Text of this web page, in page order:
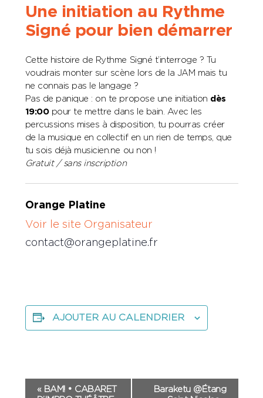
Une initiation au Rythme
Signé pour bien démarrer
Cette histoire de Rythme Signé t’interroge ? Tu
voudrais monter sur scène lors de la JAM mais tu
ne connais pas le langage ?
Pas de panique : on te propose une initiation dès
19:00pour te mettre dans le bain. Avec les
percussions mises à disposition, tu pourras créer
de la musique en collectif en un rien de temps, que
tu sois déjà musicien.ne ou non !
Gratuit / sans inscription
Orange Platine
Voir le site Organisateur
contact@orangeplatine.fr
AJOUTER AU CALENDRIER
Navigation
«BAM! • CABARET
Baraketu @Étang